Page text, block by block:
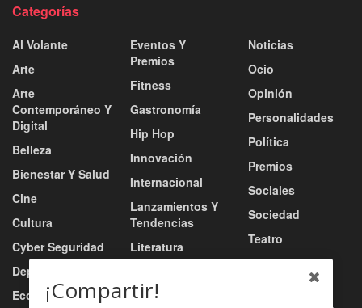
Categorías
Al Volante
Arte
Arte
Contemporáneo Y
Digital
Belleza
Bienestar Y Salud
Cine
Cultura
Cyber Seguridad
Deportes
Economía
Eventos Y
Premios
Fitness
Gastronomía
Hip Hop
Innovación
Internacional
Lanzamientos Y
Tendencias
Literatura
Música
Noticias
Ocio
Opinión
Personalidades
Política
Premios
Sociales
Sociedad
Teatro
Tecnología
¡Compartir!